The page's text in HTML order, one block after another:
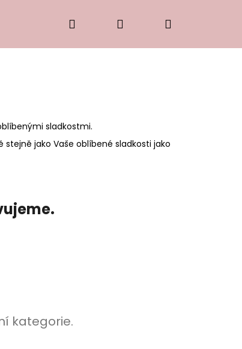
Přihlášení
sladkostmi.
jako Vaše oblíbené sladkosti jako
kategorie.